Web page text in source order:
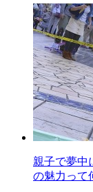
親子で夢中
の魅力って